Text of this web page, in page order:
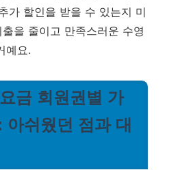
가 할인을 받을 수 있는지 미
을 줄이고 만족스러운 수영
예요.
금 회원권별 가
아쉬웠던 점과 대